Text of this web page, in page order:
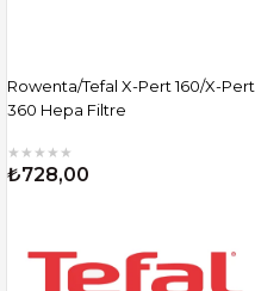
Rowenta/Tefal X-Pert 160/X-Pert
360 Hepa Filtre
★ ★ ★ ★ ★
₺728,00